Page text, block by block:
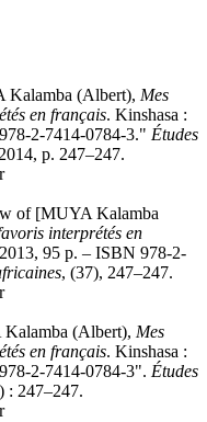
(Albert), Mes
en français. Kinshasa :
2-7414-0784-3." Études
p. 247–247.
of [MUYA Kalamba
interprétés en
95 p. – ISBN 978-2-
, (37), 247–247.
(Albert), Mes
en français. Kinshasa :
2-7414-0784-3". Études
: 247–247.